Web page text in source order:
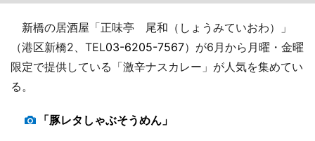
新橋の居酒屋「正味亭 尾和（しょうみていおわ）」
（港区新橋2、TEL03-6205-7567）が6月から月曜・金曜
限定で提供している「激辛ナスカレー」が人気を集めてい
る。
「豚レタしゃぶそうめん」